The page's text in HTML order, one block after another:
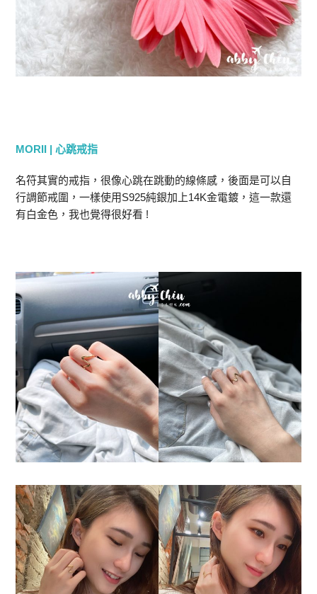
MORII | 心跳戒指
名符其實的戒指，很像心跳在跳動的線條感，後面是可以自
行調節戒圍，一樣使用S925純銀加上14K金電鍍，這一款還
有白金色，我也覺得很好看 !